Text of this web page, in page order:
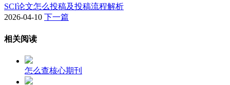
SCI论文怎么投稿及投稿流程解析
2026-04-10 下一篇
相关阅读
怎么查核心期刊